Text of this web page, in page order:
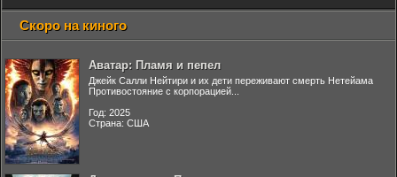
Скоро на киного
Аватар: Пламя и пепел
Джейк Салли Нейтири и их дети переживают смерть Нетейама
Противостояние с корпорацией...
Год: 2025
Страна: США